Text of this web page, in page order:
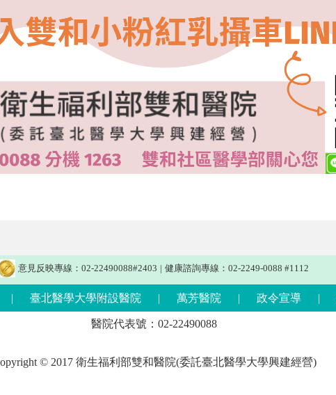
意見反映專線：02-22490088#2403 | 健康諮詢專線：02-2249-0088 #1112
| 臺北醫學大學附設醫院 | 萬芳醫院 | 政令宣導 |
醫院代表號：02-22490088
© 2017 衛生福利部雙和醫院(委託臺北醫學大學興建經營)